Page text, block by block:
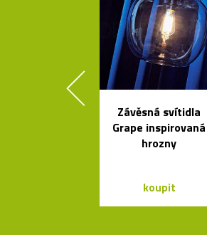
Závěsná svítidla
Grape inspirovaná
hrozny
koupit